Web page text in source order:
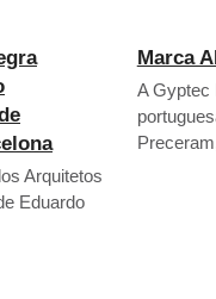
Arquitetos
Eduardo
Marca
A Gyptec